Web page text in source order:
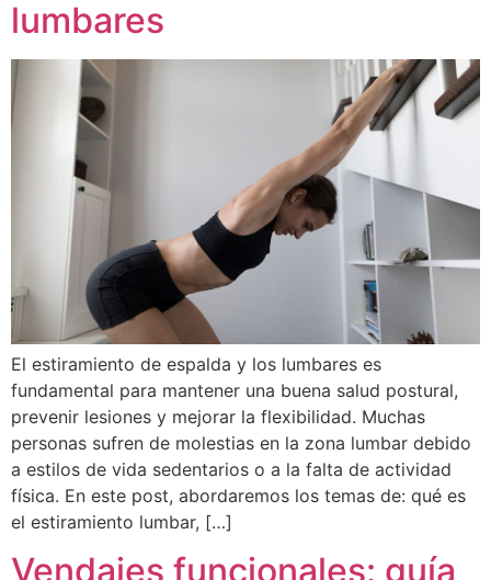
lumbares
El estiramiento de espalda y los lumbares es
fundamental para mantener una buena salud postural,
prevenir lesiones y mejorar la flexibilidad. Muchas
personas sufren de molestias en la zona lumbar debido
a estilos de vida sedentarios o a la falta de actividad
física. En este post, abordaremos los temas de: qué es
el estiramiento lumbar, […]
Vendajes funcionales: guía